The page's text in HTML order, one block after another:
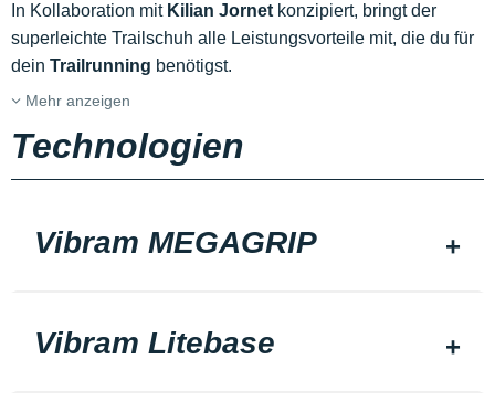
In Kollaboration mit Kilian Jornet konzipiert, bringt der
superleichte Trailschuh alle Leistungsvorteile mit, die du für
dein Trailrunning benötigst.
Mehr anzeigen
Technologien
Vibram MEGAGRIP
Vibram Litebase